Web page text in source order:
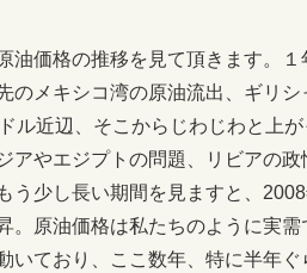
油価格の推移を見て頂きます。
のメキシコ湾の原油流出、ギリ
ル近辺、そこからじわじわと上
アやエジプトの問題、リビアの
う少し長い期間を見ますと、
。原油価格は私たちのように実
いており、ここ数年、特に半年